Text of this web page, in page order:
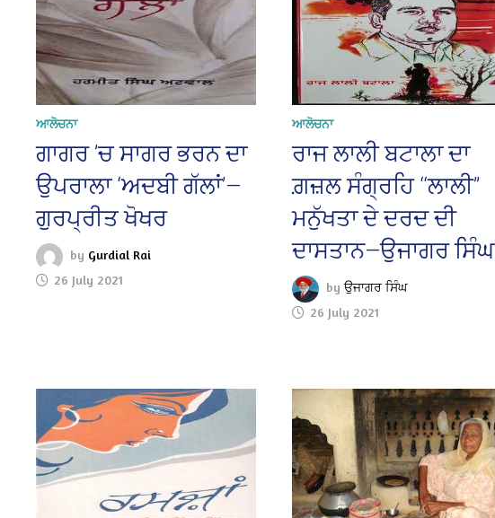
ਆਲੋਚਨਾ
ਗਾਗਰ ’ਚ ਸਾਗਰ ਭਰਨ ਦਾ
ਉਪਰਾਲਾ ‘ਅਦਬੀ ਗੱਲਾਂ’—
ਗੁਰਪ੍ਰੀਤ ਖੋਖਰ
by Gurdial Rai
26 July 2021
ਆਲੋਚਨਾ
ਰਾਜ ਲਾਲੀ ਬਟਾਲਾ ਦਾ
ਗ਼ਜ਼ਲ ਸੰਗ੍ਰਹਿ ‘‘ਲਾਲੀ’’
ਮਨੁੱਖਤਾ ਦੇ ਦਰਦ ਦੀ
ਦਾਸਤਾਨ—ਉਜਾਗਰ ਸਿੰਘ
by ਉਜਾਗਰ ਸਿੰਘ
26 July 2021